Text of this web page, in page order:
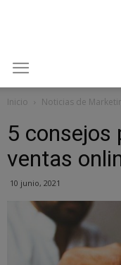
Inicio Noticias de
5 consejos
ventas
10 junio, 2021